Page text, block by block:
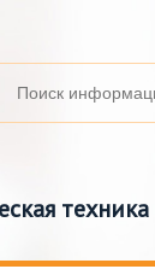
техника